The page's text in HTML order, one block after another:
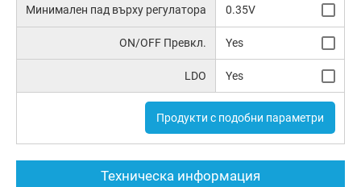
Минимален пад върху регулатора 0.35V
ON/OFF Превкл. Yes
LDO Yes
Продукти с подобни параметри
Техническа информация